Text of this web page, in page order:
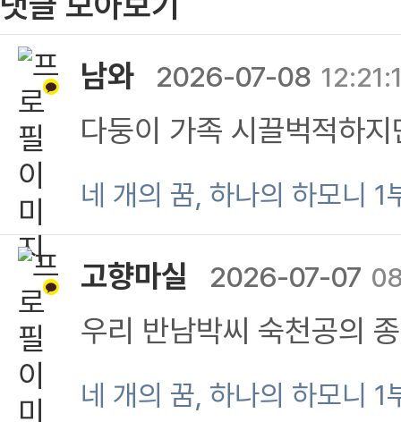
남와 2026-07-08
다둥이 가족 시끌벅적하
입니다. 다들 건강하게 잘
내는 훌륭한 역꾼이 되기
네 개의 꿈, 하나의 하모니 1
고향마실 2026-07-07
우리 반남박씨 숙천공의
씁니다~ 이제 본 방송글
네 개의 꿈, 하나의 하모니 1